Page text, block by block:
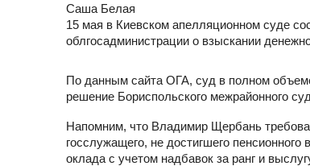
Саша Белая
15 мая в Киевском апелляционном суде
облгосадминистрации о взыскании
По данным сайта ОГА, суд в полном
решение Бориспольского межрайонного
Напомним, что Владимир Щербань
госслужащего, не достигшего
оклада с учетом надбавок за ранг и